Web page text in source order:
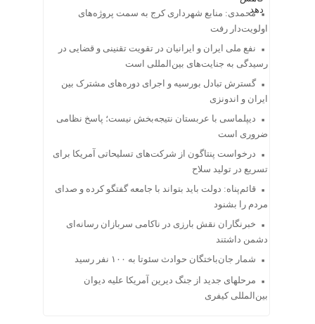
محمدی: منابع شهرداری کرج به سمت پروژه‌های
اولویت‌دار رفت
نفع ملی ایران و ایرانیان در تقویت تقنینی و قضایی در
رسیدگی به جنایت‌های بین‌المللی است
گسترش تبادل بورسیه و اجرای دوره‌های مشترک بین
ایران و اندونزی
دیپلماسی با عربستان نتیجه‌بخش نیست؛ پاسخ نظامی
ضروری است
درخواست پنتاگون از شرکت‌های تسلیحاتی آمریکا برای
تسریع در تولید سلاح
قائم‌پناه: دولت باید بتواند با جامعه گفتگو کرده و صدای
مردم را بشنود
خبرنگاران نقش بارزی در ناکامی سربازان رسانه‌ای
دشمن داشتند
شمار جان‌باختگان حوادث سئوتا به ۱۰۰ نفر رسید
مرحله‎ای جدید از جنگ دیرین آمریکا علیه دیوان
بین‌المللی کیفری